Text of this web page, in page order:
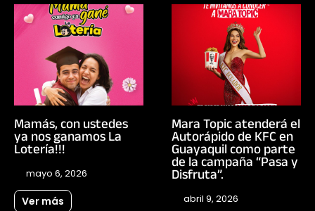
Mamás, con ustedes
ya nos ganamos La
Lotería!!!
mayo 6, 2026
Ver más
Mara Topic atenderá el
Autorápido de KFC en
Guayaquil como parte
de la campaña “Pasa y
Disfruta”.
abril 9, 2026